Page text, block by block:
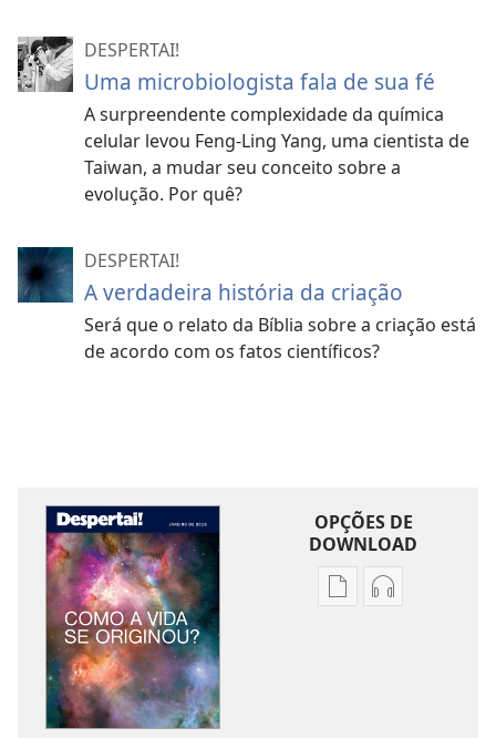
DESPERTAI!
Uma microbiologista fala de sua fé
A surpreendente complexidade da química
celular levou Feng-Ling Yang, uma cientista de
Taiwan, a mudar seu conceito sobre a
evolução. Por quê?
DESPERTAI!
A verdadeira história da criação
Será que o relato da Bíblia sobre a criação está
de acordo com os fatos científicos?
OPÇÕES DE
DOWNLOAD
OpçõesOpções